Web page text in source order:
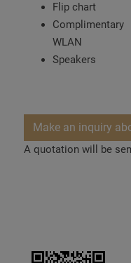
Flip chart
Complimentary
WLAN
Speakers
Make an inquiry
A quotation will be